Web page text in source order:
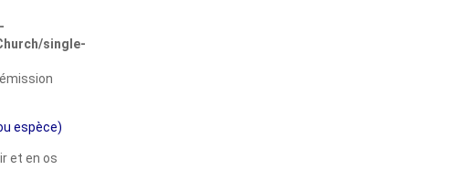
single-
espèce)
et en os